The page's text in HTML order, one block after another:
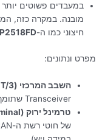
מובנה. במקרה כזה,
חיצוני כמו ה-
מפרט ונתונים:
השבב המרכזי (NXP TJA1051T/3):
Transceiver שתומך ב-CAN FD ובמתחי לוגיקה של 3.3V.
טרמינל ירוק (Screw Terminal):